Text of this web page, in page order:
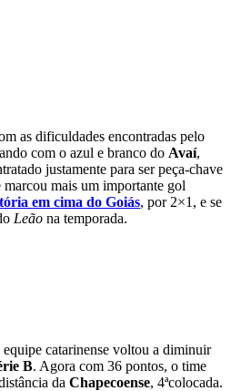
as dificuldades encontradas pelo
com o azul e branco do Avaí,
justamente para ser peça-chave
mais um importante gol
em cima do Goiás, por 2×1, e se
Leão na temporada.
catarinense voltou a diminuir
B. Agora com 36 pontos, o time
da Chapecoense, 4ªcolocada.